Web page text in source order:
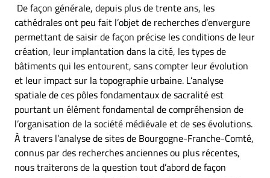
De façon générale, depuis plus de trente ans, les
cathédrales ont peu fait l’objet de recherches d’envergure
permettant de saisir de façon précise les conditions de leur
création, leur implantation dans la cité, les types de
bâtiments qui les entourent, sans compter leur évolution
et leur impact sur la topographie urbaine. L’analyse
spatiale de ces pôles fondamentaux de sacralité est
pourtant un élément fondamental de compréhension de
l’organisation de la société médiévale et de ses évolutions.
À travers l’analyse de sites de Bourgogne-Franche-Comté,
connus par des recherches anciennes ou plus récentes,
nous traiterons de la question tout d’abord de façon